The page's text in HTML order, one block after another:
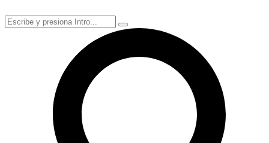
al
contenido